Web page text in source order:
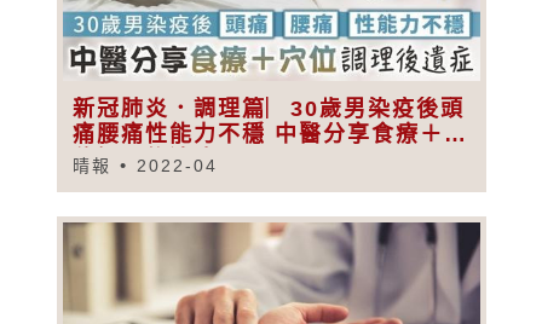
新冠肺炎．調理篇︳30歲男染疫後頭
痛腰痛性能力不穩 中醫分享食療＋穴
位調理後遺症
晴報 2022-04